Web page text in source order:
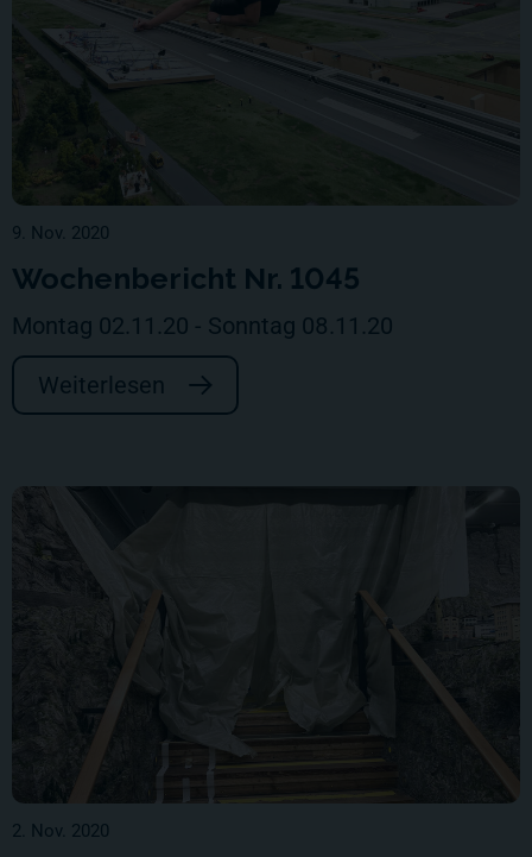
9. Nov. 2020
Wochenbericht Nr. 1045
Montag 02.11.20 - Sonntag 08.11.20
Weiterlesen
2. Nov. 2020